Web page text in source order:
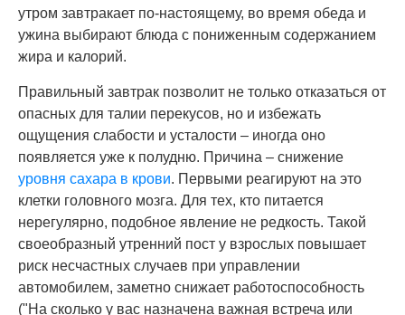
утром завтракает по-настоящему, во время обеда и
ужина выбирают блюда с пониженным содержанием
жира и калорий.
Правильный завтрак позволит не только отказаться от
опасных для талии перекусов, но и избежать
ощущения слабости и усталости – иногда оно
появляется уже к полудню. Причина – снижение
уровня сахара в крови. Первыми реагируют на это
клетки головного мозга. Для тех, кто питается
нерегулярно, подобное явление не редкость. Такой
своеобразный утренний пост у взрослых повышает
риск несчастных случаев при управлении
автомобилем, заметно снижает работоспособность
("На сколько у вас назначена важная встреча или